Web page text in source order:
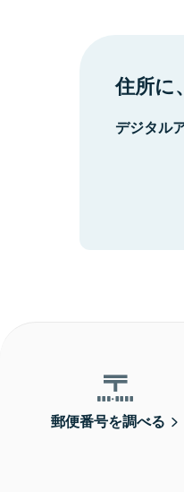
住所に
デジタル
郵便番号を調べる